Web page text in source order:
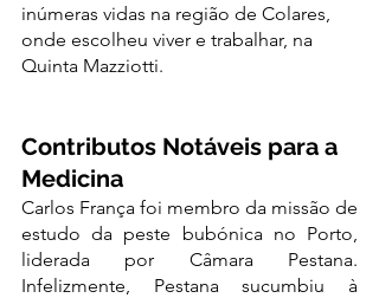
inúmeras vidas na região de Colares,
onde escolheu viver e trabalhar, na
Quinta Mazziotti.
Contributos Notáveis para a
Medicina
Carlos França foi membro da missão de
estudo da peste bubónica no Porto,
liderada por Câmara Pestana.
Infelizmente, Pestana sucumbiu à